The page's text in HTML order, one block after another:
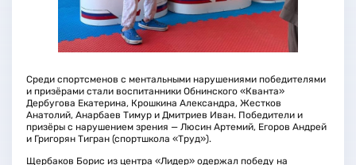
Среди спортсменов с ментальными нарушениями победителями
и призёрами стали воспитанники Обнинского «Кванта»
Дербугова Екатерина, Крошкина Александра, Жестков
Анатолий, Анарбаев Тимур и Дмитриев Иван. Победители и
призёры с нарушением зрения — Люсин Артемий, Егоров Андрей
и Григорян Тигран (спортшкола «Труд»).
Щербаков Борис из центра «Лидер» одержал победу на